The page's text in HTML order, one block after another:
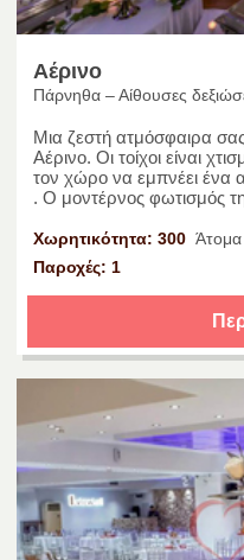
Αέρινο
Πάρνηθα – Αίθουσες
Μια ζεστή ατμόσφαιρα
Αέρινο. Οι τοίχοι είναι
τον χώρο να εμπνέει ένα
. Ο μοντέρνος φωτισμός
Χωρητικότητα: 300 Άτομα
Παροχές: 1